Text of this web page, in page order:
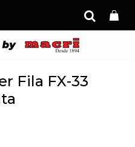
Fila FX-33